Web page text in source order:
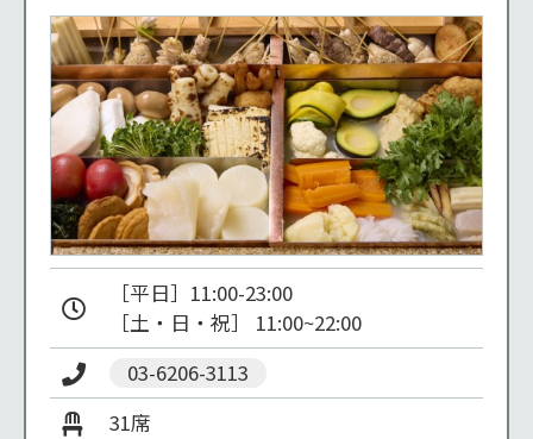
［平日］11:00-23:00
［土・日・祝］ 11:00~22:00
03-6206-3113
31席